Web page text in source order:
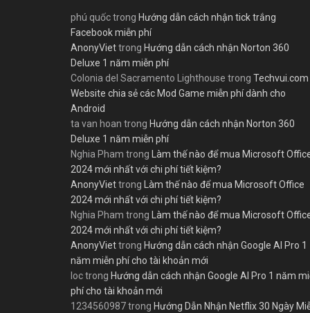
phú quốctrong Hướng dẫn cách nhận tick trắng
Facebook miễn phí
AnonyViettrong Hướng dẫn cách nhận Norton 360
Deluxe 1 năm miễn phí
Colonia del Sacramento Lighthouse trong Techvui.com
Website chia sẻ các Mod Game miễn phí dành cho
Android
ta van hoan trong Hướng dẫn cách nhận Norton 360
Deluxe 1 năm miễn phí
Nghia Pham trong Làm thế nào để mua Microsoft
2024 mới nhất với chi phí tiết kiệm?
AnonyViettrong Làm thế nào để mua Microsoft Office
2024 mới nhất với chi phí tiết kiệm?
Nghia Pham trong Làm thế nào để mua Microsoft
2024 mới nhất với chi phí tiết kiệm?
AnonyViettrong Hướng dẫn cách nhận Google AI Pro 1
năm miễn phí cho tài khoản mới
loctrong Hướng dẫn cách nhận Google AI Pro 1 năm
phí cho tài khoản mới
1234560987trong Hướng Dẫn Nhận Netflix 30 Ngày